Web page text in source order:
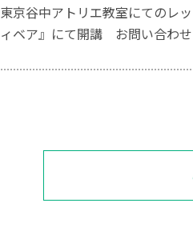
東京谷中アトリエ教室にてのレ
ィベア』にて開講 お問い合わせ